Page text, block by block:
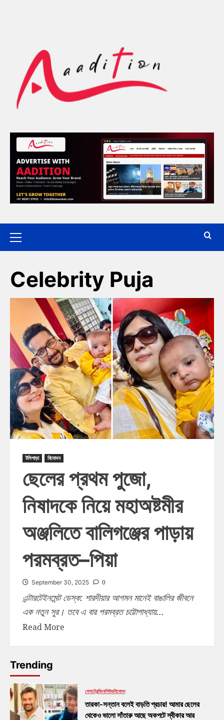
Celebrity Puja
টলিপাড়া বিনোদন
ছেলের প্রথম পুজো,
নিষাদকে নিয়ে মহাঅষ্টমীর
অঞ্জলিতে বালিগঞ্জের পাড়ায়
পরমব্রত–পিয়া
September 30, 2025 0
এন্টারটেইনমেন্ট ডেস্ক: শারদীয়ার আগমন মানেই বাঙালির জীবনে
এক নতুন সুর। তবে এ বার পরমব্রত চট্টোপাধ্যায়...
Read More
Trending
খেলাট্রেন্ডিংবলিউডবিনোদন
তারকা-সন্তান বলেই বাড়তি প্রচার! আমার ছেলের
থেকেও ভালো সাঁতারু আছে অকপটে স্বীকার আর